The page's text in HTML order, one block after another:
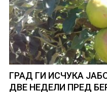
ГРАД ГИ ИСЧУКА
ДВЕ НЕДЕЛИ ПРЕД